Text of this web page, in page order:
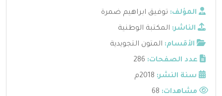
المؤلف: توفيق ابراهيم ضمرة
الناشر: المكتبة الوطنية
الأقسام: المتون التجويدية
عدد الصفحات: 286
سنة النشر: 2018م
مشاهدات: